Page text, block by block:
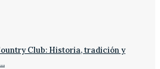
Club: Historia, tradición y